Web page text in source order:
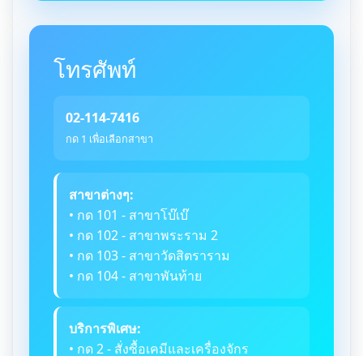
โทรศัพท์
02-114-7416
กด 1 เพื่อเลือกสาขา
สาขาต่างๆ:
• กด 101 - สาขาโบ๊เบ๊
• กด 102 - สาขาพระราม 2
• กด 103 - สาขาวัดสิตราราม
• กด 104 - สาขาพันท้าย
บริการพิเศษ:
• กด 2 - สั่งซื้อเคมีและเครื่องจักร